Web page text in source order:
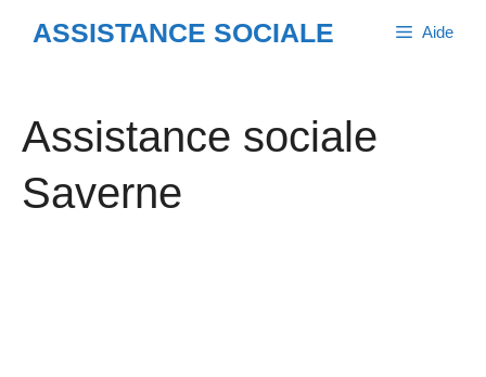
ASSISTANCE SOCIALE Aide
Assistance sociale
Saverne